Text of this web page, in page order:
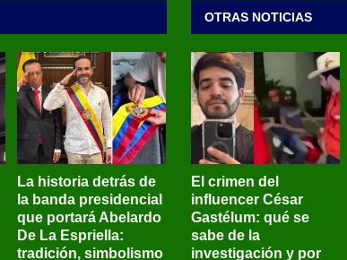
La historia detrás de
la banda presidencial
que portará Abelardo
De La Espriella:
tradición, simbolismo
OTRAS NOTICIAS
El crimen del
influencer César
Gastélum: qué se
sabe de la
investigación y por